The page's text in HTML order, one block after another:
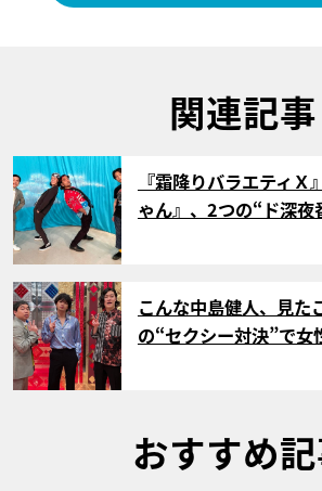
関連記事
サムネイル
『霜降りバラエティＸ
ゃん』、2つの“ド深
サムネイル
こんな中島健人、見た
の“セクシー対決”で
おすすめ